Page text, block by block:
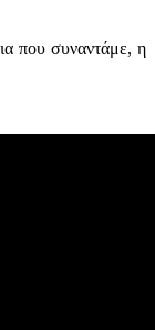
που συναντάμε, η